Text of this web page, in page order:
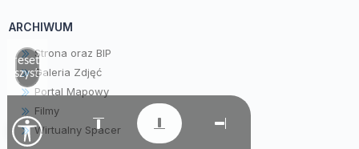
ARCHIWUM
Strona oraz BIP
Galeria Zdjęć
Portal Mapowy
Filmy
Wirtualny Spacer
Zresetuj
wszystko